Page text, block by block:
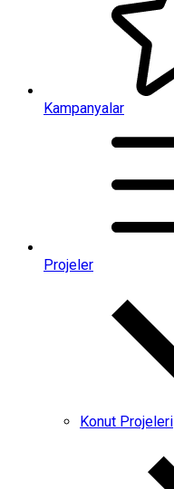
Kampanyalar
Projeler
Konut Projeleri